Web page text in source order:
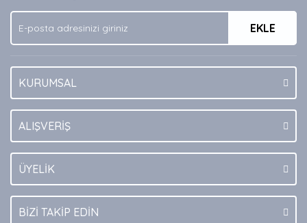
Ürün fiyatı diğer sitelerden daha pahalı.
Bu ürüne benzer farklı alternatifler olmalı.
EKLE
KURUMSAL
ALIŞVERİŞ
ÜYELİK
BİZİ TAKİP EDİN